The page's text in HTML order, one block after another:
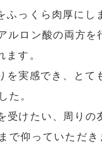
ふっくら肉厚にし
ルロン酸の両方を
ます。
を実感でき、とて
た。
受けたい、周りの
で仰っていただ